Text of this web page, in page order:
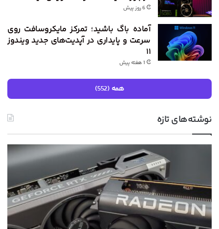
6 روز پیش
آماده باگ باشید؛ تمرکز مایکروسافت روی
سرعت و پایداری در آپدیت‌های جدید ویندوز
۱۱
1 هفته پیش
همه (552)
نوشته‌های تازه